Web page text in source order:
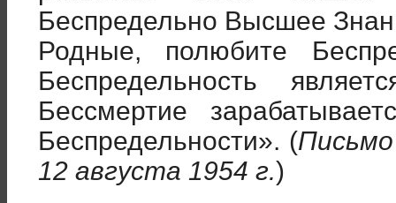
Беспредельно Высшее
Родные, полюбите
Беспредельность
Бессмертие
Беспредельности». (
12 августа 1954 г.)